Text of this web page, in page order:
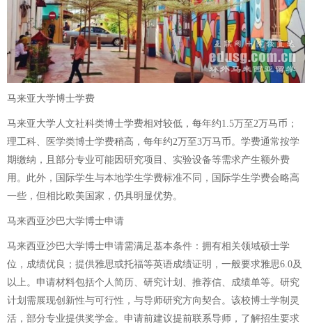
马来亚大学博士学费
马来亚大学人文社科类博士学费相对较低，每年约1.5万至2万马币；
理工科、医学类博士学费稍高，每年约2万至3万马币。学费通常按学
期缴纳，且部分专业可能因研究项目、实验设备等需求产生额外费
用。此外，国际学生与本地学生学费标准不同，国际学生学费会略高
一些，但相比欧美国家，仍具明显优势。
马来西亚沙巴大学博士申请
马来西亚沙巴大学博士申请需满足基本条件：拥有相关领域硕士学
位，成绩优良；提供雅思或托福等英语成绩证明，一般要求雅思6.0及
以上。申请材料包括个人简历、研究计划、推荐信、成绩单等。研究
计划需展现创新性与可行性，与导师研究方向契合。该校博士学制灵
活，部分专业提供奖学金。申请前建议提前联系导师，了解招生要求